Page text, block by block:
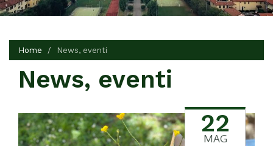
Home News, eventi
News, eventi
22
MAG